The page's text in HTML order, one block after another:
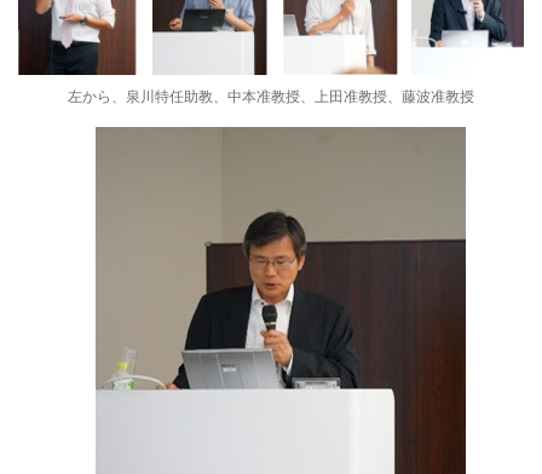
左から、泉川特任助教、中本准教授、上田准教授、藤波准教授